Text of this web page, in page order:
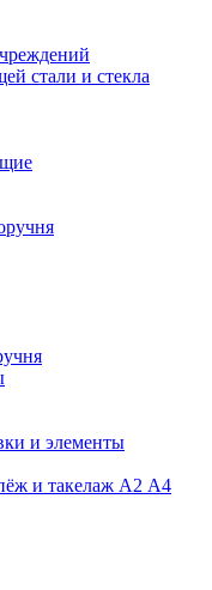
стали и стекла
и элементы
и такелаж А2 А4